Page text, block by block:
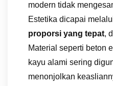
modern tidak
Estetika dicapai
proporsi yang tepat,
Material seperti beton
kayu alami sering
menonjolkan